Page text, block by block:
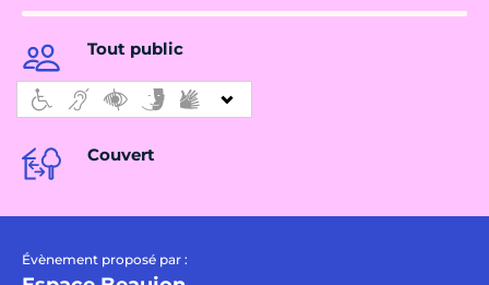
Tout public
Couvert
Évènement proposé par :